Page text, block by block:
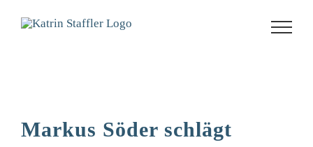
Markus Söder schlägt